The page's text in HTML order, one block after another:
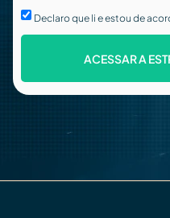
Declaro que li e estou de
ACESSAR A